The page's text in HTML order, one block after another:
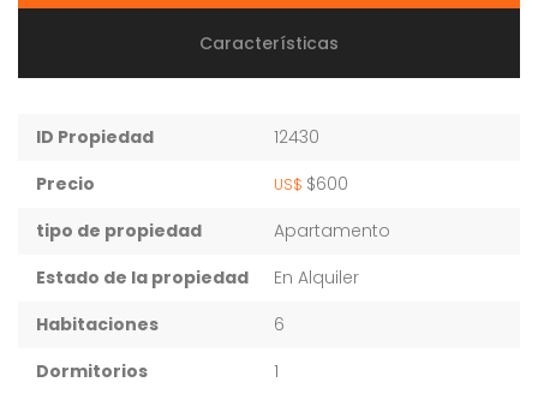
Características
ID Propiedad
12430
Precio
US$ $600
tipo de propiedad
Apartamento
Estado de la propiedad
En Alquiler
Habitaciones
6
Dormitorios
1